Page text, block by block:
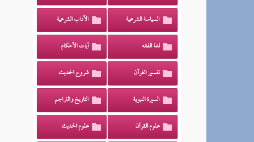
السياسة الشرعية الآداب الشرعية
لغة الفقه آيات الأحكام
تفسير القرآن شروح الحديث
السيرة النبوية التاريخ والتراجم
علوم القرآن علوم الحديث